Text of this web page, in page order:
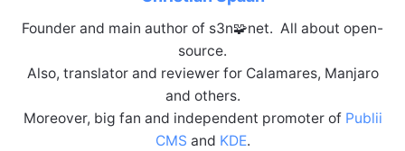
Founder and main author of s3n🧩net. All about open-
source.
Also, translator and reviewer for Calamares, Manjaro
and others.
Moreover, big fan and independent promoter of Publii
CMS and KDE.